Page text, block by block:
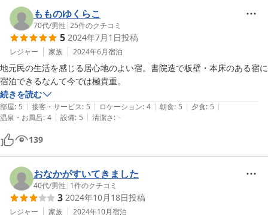
もものゆくらこ
70代/男性 |25件のクチコミ
5 2024年7月1日投稿
レジャー 家族 2024年6月宿泊
地元民の生活を感じる居心地のよい宿。書院造で板壁・本床のある宿に
宿泊できるなんて今では極貴重。
続きを読む
部屋: 5 | 接客・サービス: 5 | ロケーション: 4 | 朝食: 5 | 夕食: 5 |
温泉・お風呂: 4 | 設備: 5 | 清潔さ: -
139
おなかがすいてきました
40代/男性 | 1件のクチコミ
3 2024年10月18日投稿
レジャー 家族 2024年10月宿泊